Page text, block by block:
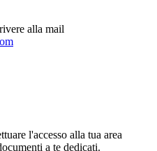
alla mail
l'accesso alla tua area
a te dedicati.